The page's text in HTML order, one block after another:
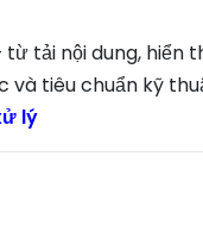
tải nội dung, hiển
và tiêu chuẩn kỹ
lý